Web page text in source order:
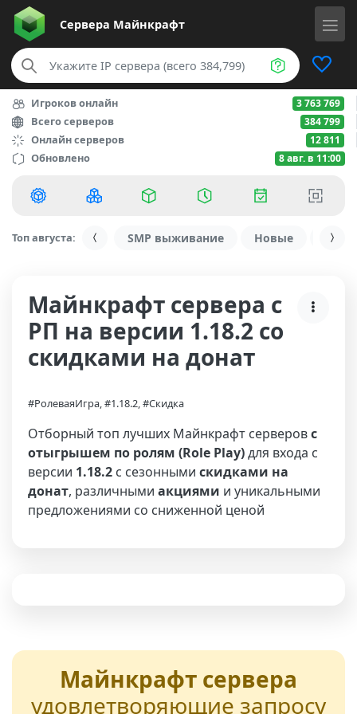
Сервера Майнкрафт
Игроков онлайн 3 763 769
Всего серверов 384 799
Онлайн серверов 12 811
Обновлено 8 авг. в 11:00
Топ августа: SMP выживание Новые С
Майнкрафт сервера с
РП на версии 1.18.2 со
скидками на донат
#РолеваяИгра, #1.18.2, #Скидка
Отборный топ лучших Майнкрафт серверовс
отыгрышем по ролям (Role Play)для входа с
версии 1.18.2 с сезонными скидками на
донат, различными акциями и уникальными
предложениями со сниженной ценой
Майнкрафт сервера
удовлетворяющие запросу